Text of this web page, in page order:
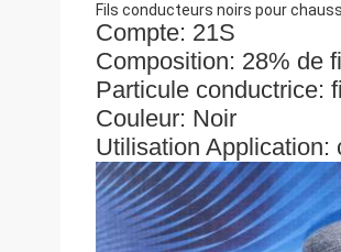
Fils conducteurs noirs pour
Compte: 21S
Composition: 28% de
Particule conductrice:
Couleur: Noir
Utilisation Application: